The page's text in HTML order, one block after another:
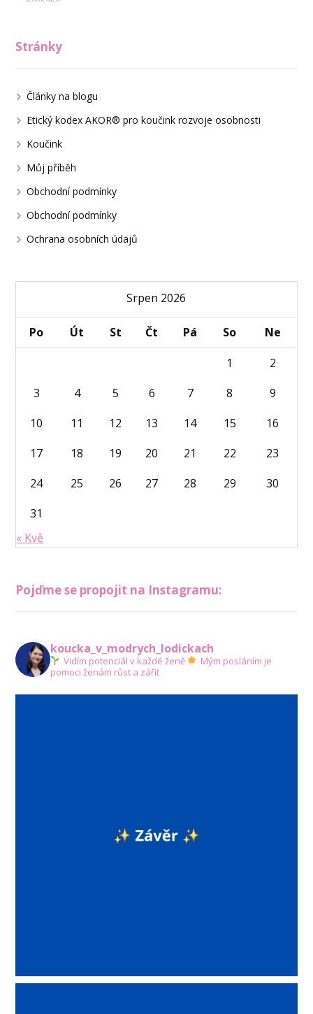
Stránky
Články na blogu
Etický kodex AKOR® pro koučink rozvoje osobnosti
Koučink
Můj příběh
Obchodní podmínky
Obchodní podmínky
Ochrana osobních údajů
Srpen 2026
Po Út St Čt Pá So
Ne
1
2
3
4 5 6 7 8
9
10
11 12 13 14 15
16
17
18 19 20 21 22
23
24
25 26 27 28 29
30
31
« Kvě
Pojďme se propojit na Instagramu:
koucka_v_modrych_lodickach
Vidím potenciál v každé ženě
Mým posláním je
pomoci ženám růst a zářit